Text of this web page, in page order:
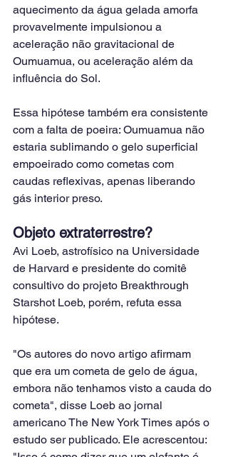
aquecimento da água gelada amorfa
provavelmente impulsionou a
aceleração não gravitacional de
Oumuamua, ou aceleração além da
influência do Sol.
Essa hipótese também era consistente
com a falta de poeira: Oumuamua não
estaria sublimando o gelo superficial
empoeirado como cometas com
caudas reflexivas, apenas liberando
gás interior preso.
Objeto extraterrestre?
Avi Loeb, astrofísico na Universidade
de Harvard e presidente do comitê
consultivo do projeto Breakthrough
Starshot Loeb, porém, refuta essa
hipótese.
"Os autores do novo artigo afirmam
que era um cometa de gelo de água,
embora não tenhamos visto a cauda do
cometa", disse Loeb ao jornal
americano The New York Times após o
estudo ser publicado. Ele acrescentou: